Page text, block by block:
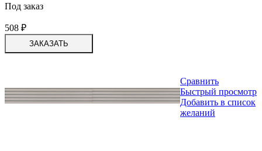
Под заказ
508 ₽
ЗАКАЗАТЬ
Сравнить
Быстрый просмотр
Добавить в список
желаний